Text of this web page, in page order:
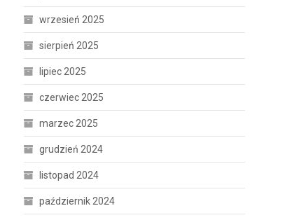
wrzesień 2025
sierpień 2025
lipiec 2025
czerwiec 2025
marzec 2025
grudzień 2024
listopad 2024
październik 2024